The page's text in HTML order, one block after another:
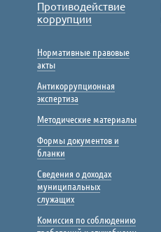
Противодействие
коррупции
Нормативные правовые
акты
Антикоррупционная
экспертиза
Методические материалы
Формы документов и
бланки
Сведения о доходах
муниципальных
служащих
Комиссия по соблюдению